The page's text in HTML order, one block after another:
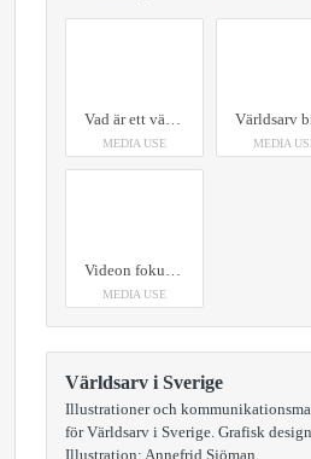
Vad är ett världsarv? Runt om i världen finns det platser som är så speciella att många länder i världen, genom Unesco tillsammans har bestämt att ta hand om dem i all evighet. De här platserna är de absolut bästa exemplen på hur vi kan förklara en något speciellt. Det kan vara något vi människor eller planeten har skapat. Dessa platser är allas, var än du bor i världen, och därför kallas de världsarv. Denna video har producerats som en del av projektet "Världsarv i Sverige - Platser som gör skillnad," finansierat av Tillväxtverket.
MEDIA USE MEDIA
Videon fokuserar på Unescos världsarv och deras betydelse för hållbar platsutveckling. I Sverige finns 15 världsarv som visar hur världen har förändrats över tid. Bevarandet av dessa unika platser skapar möjligheter för framtida generationer att lära sig och inspireras, samtidigt som det bidrar till att hantera dagens och morgondagens utmaningar för en hållbar utveckling. Denna video har producerats som en del av projektet "Världsarv i Sverige - Platser som gör skillnad," finansierat av Tillväxtverket.
MEDIA USE
Världsarv i Sverige
Illustrationer och
för Världsarv i Sverige. Grafisk
Illustration: Annefrid Sjöman.